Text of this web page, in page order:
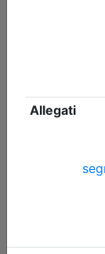
Date:
Iscrizioni: